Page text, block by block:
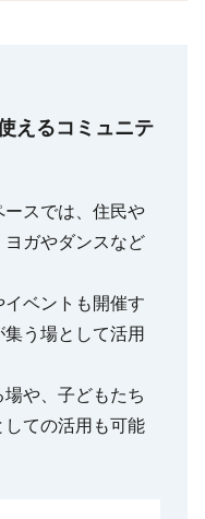
えるコミュニテ
スでは、住民や
ガやダンスなど
ベントも開催す
う場として活用
や、子どもたち
ての活用も可能